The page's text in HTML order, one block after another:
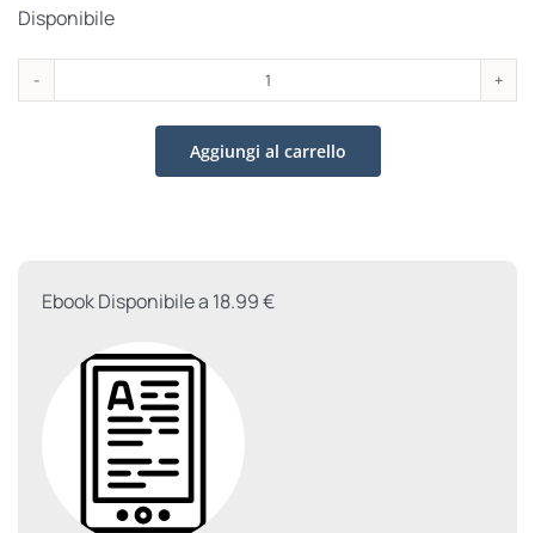
Disponibile
Il
cavallo
rosso
Aggiungi al carrello
Ebook Disponibile a 18.99 €